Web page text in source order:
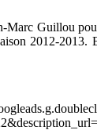
Guillou
2012-2013.